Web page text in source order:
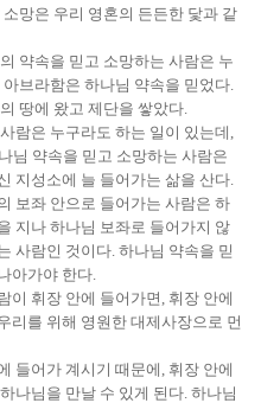
망은 우리 영혼의 든든한 닻과 같
약속을 믿고 소망하는 사람은 누
브라함은 하나님 약속을 믿었다.
땅에 왔고 제단을 쌓았다.
람은 누구라도 하는 일이 있는데,
님 약속을 믿고 소망하는 사람은
지성소에 늘 들어가는 삶을 산다.
보좌 안으로 들어가는 사람은 하
지나 하나님 보좌로 들어가지 않
사람인 것이다. 하나님 약속을 믿
아가야 한다.
이 휘장 안에 들어가면, 휘장 안에
리를 위해 영원한 대제사장으로 먼
들어가 계시기 때문에, 휘장 안에
나님을 만날 수 있게 된다. 하나님